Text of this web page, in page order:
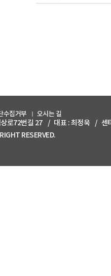
수집거부 오시는 길
로72번길 27 / 대표 : 최정욱 / 센
RESERVED.